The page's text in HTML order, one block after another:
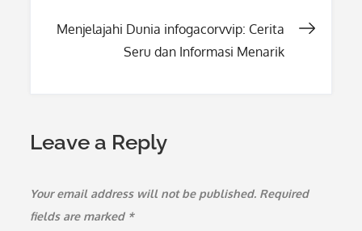
Menjelajahi Dunia infogacorvvip: Cerita
Seru dan Informasi Menarik
Leave a Reply
Your email address will not be published. Required
fields are marked *